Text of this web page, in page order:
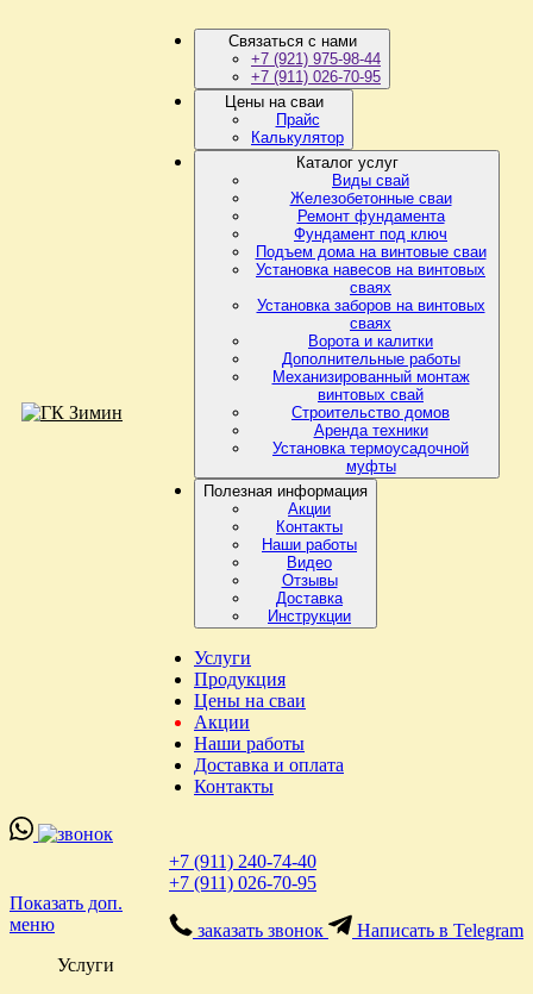
Связаться с нами
+7 (921) 975-98-44
+7 (911) 026-70-95
Цены на сваи
Прайс
Калькулятор
Каталог услуг
Виды свай
Железобетонные сваи
Ремонт фундамента
Фундамент под ключ
Подъем дома на винтовые сваи
Установка навесов на винтовых
сваях
Установка заборов на винтовых
сваях
Ворота и калитки
Дополнительные работы
Механизированный монтаж
винтовых свай
Строительство домов
Аренда техники
Установка термоусадочной
муфты
Полезная информация
Акции
Контакты
Наши работы
Видео
Отзывы
Доставка
Инструкции
Услуги
Продукция
Цены на сваи
Акции
Наши работы
Доставка и оплата
Контакты
+7 (911) 240-74-40
+7 (911) 026-70-95
заказать звонок Написать в Telegram
Показать доп.
меню
Услуги